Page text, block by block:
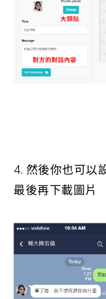
4. 然後你也可以
最後再下載圖片